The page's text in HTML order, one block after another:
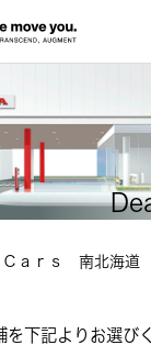
ａｒｓ 南北海道
を下記よりお選び